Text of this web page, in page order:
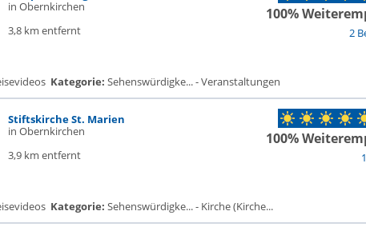
in Obernkirchen
3,8 km entfernt
2
100%
Kategorie: Sehenswürdigke... - Veranstaltungen
Stiftskirche St. Marien
in Obernkirchen
3,9 km entfernt
100%
Kategorie: Sehenswürdigke... - Kirche (Kirche...